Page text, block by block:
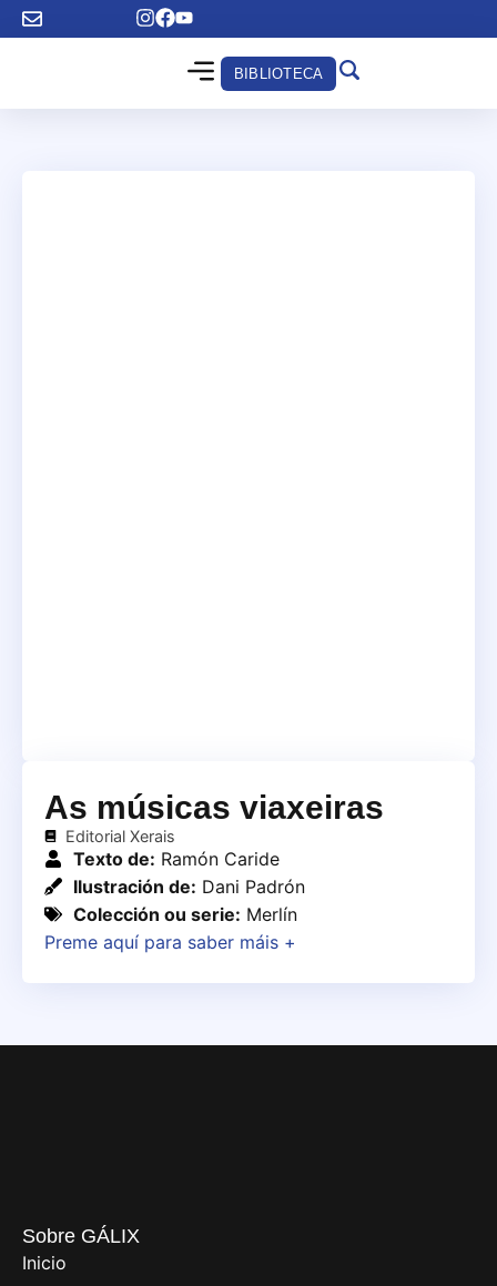
BIBLIOTECA
As músicas viaxeiras
Editorial Xerais
Texto de: Ramón Caride
Ilustración de: Dani Padrón
Colección ou serie: Merlín
Preme aquí para saber máis +
Sobre GÁLIX
Inicio